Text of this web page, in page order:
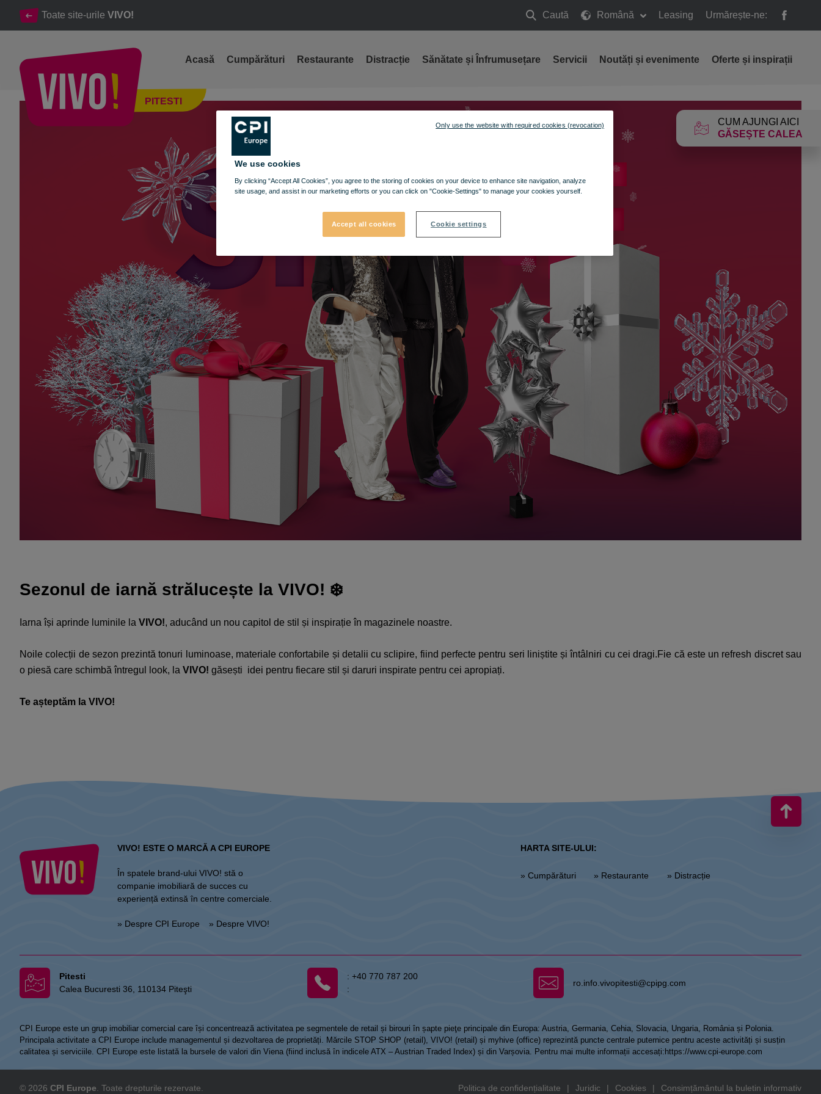
Toate site-urile VIVO! Caută
Caută
Română Leasing Urmărește-ne:
CUM AJUNGI AICI
GĂSEȘTE CALEA
PITESTI
Acasă Cumpărături Restaurante Distracție Sănătate și Înfrumusețare Servicii Noutăți și evenimente Oferte și inspirații
Sezonul de iarnă strălucește la VIVO! ❄️​
Sezonul de iarnă strălucește la VIVO! ❄️​
Iarna își aprinde luminile la VIVO!, aducând un nou capitol de stil și inspirație în magazinele noastre.​
Noile colecții de sezon prezintă tonuri luminoase, materiale confortabile și detalii cu sclipire, fiind perfecte pentru seri liniștite și întâlniri cu cei dragi.Fie că este un refresh discret sau
o piesă care schimbă întregul look, la VIVO! găsești idei pentru fiecare stil și daruri inspirate pentru cei apropiați.​
Te așteptăm la VIVO!
VIVO! ESTE O MARCĂ A CPI EUROPE
În spatele brand-ului VIVO! stă o
companie imobiliară de succes cu
experiență extinsă în centre comerciale.
» Despre CPI Europe » Despre VIVO!
HARTA SITE-ULUI:
» Cumpărături » Restaurante » Distracție
Pitesti
Calea Bucuresti 36, 110134 Piteşti
: +40 770 787 200
:
ro.info.vivopitesti@cpipg.com
CPI Europe este un grup imobiliar comercial care își concentrează activitatea pe segmentele de retail și birouri în șapte pieţe principale din Europa: Austria, Germania, Cehia, Slovacia, Ungaria, România și Polonia.
Principala activitate a CPI Europe include managementul și dezvoltarea de proprietăți. Mărcile STOP SHOP (retail), VIVO! (retail) și myhive (office) reprezintă puncte centrale puternice pentru aceste activități și susțin
calitatea și serviciile. CPI Europe este listată la bursele de valori din Viena (fiind inclusă în indicele ATX – Austrian Traded Index) și din Varșovia. Pentru mai multe informații accesați: https://www.cpi-europe.com
© 2026 CPI Europe . Toate drepturile rezervate. Politica de confidențialitate | Juridic | Cookies | Consimțământul la buletin informativ
We use cookies
By clicking “Accept All Cookies”, you agree to the storing of cookies on your device to enhance site navigation, analyze
site usage, and assist in our marketing efforts or you can click on "Cookie-Settings" to manage your cookies yourself.
Accept all cookies Cookie settings
Only use the website with required cookies (revocation)